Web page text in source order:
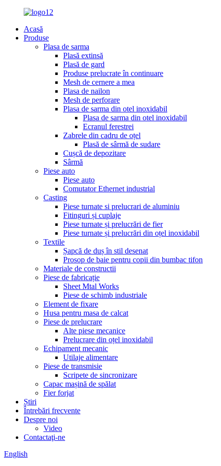
Acasă
Produse
Plasa de sarma
Plasă extinsă
Plasă de gard
Produse prelucrate în continuare
Mesh de cernere a mea
Plasa de nailon
Mesh de perforare
Plasa de sarma din otel inoxidabil
Plasa de sarma din otel inoxidabil
Ecranul ferestrei
Zabrele din cadru de oțel
Plasă de sârmă de sudare
Cușcă de depozitare
Sârmă
Piese auto
Piese auto
Comutator Ethernet industrial
Casting
Piese turnate si prelucrari de aluminiu
Fitinguri și cuplaje
Piese turnate și prelucrări de fier
Piese turnate și prelucrări din oțel inoxidabil
Textile
Șapcă de duș în stil desenat
Prosop de baie pentru copii din bumbac tifon
Materiale de constructii
Piese de fabricație
Sheet Mtal Works
Piese de schimb industriale
Element de fixare
Husa pentru masa de calcat
Piese de prelucrare
Alte piese mecanice
Prelucrare din oțel inoxidabil
Echipament mecanic
Utilaje alimentare
Piese de transmisie
Scripete de sincronizare
Capac mașină de spălat
Fier forjat
Știri
Întrebări frecvente
Despre noi
Video
Contactaţi-ne
English